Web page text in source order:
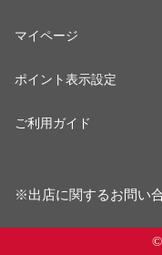
マイページ
ポイント表示設定
ご利用ガイド
※出店に関するお問い
©